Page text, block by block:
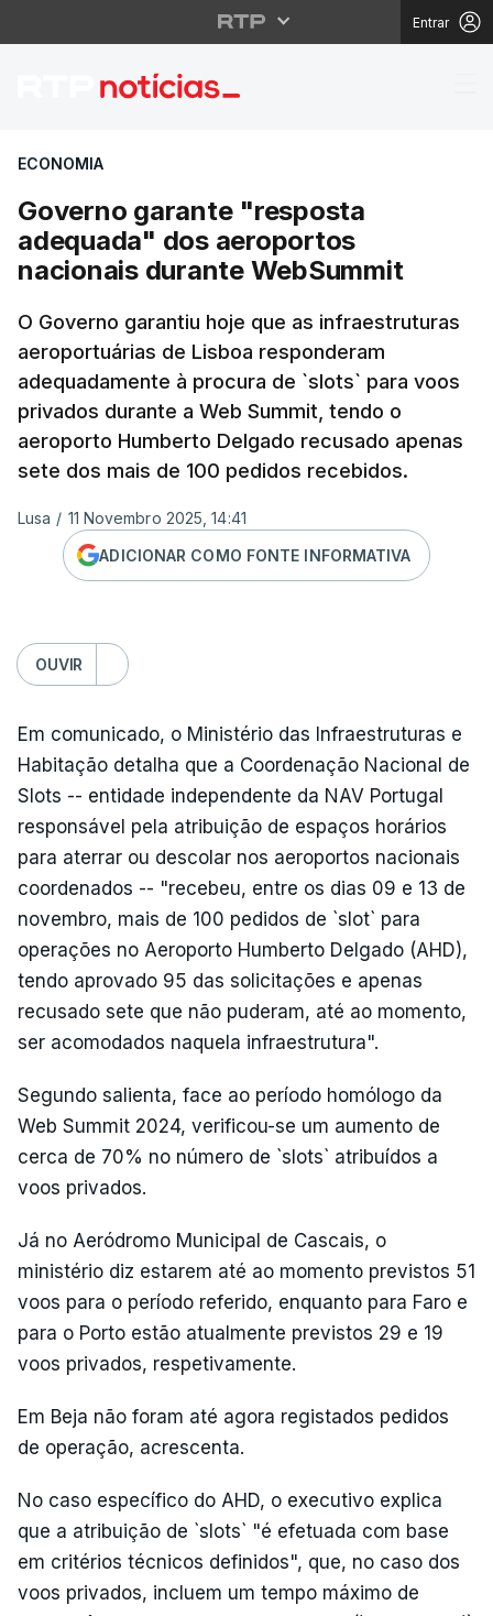
Entrar
Governo garante
ECONOMIA
Governo garante "resposta
adequada" dos aeroportos
nacionais durante WebSummit
O Governo garantiu hoje que as infraestruturas
aeroportuárias de Lisboa responderam
adequadamente à procura de `slots` para voos
privados durante a Web Summit, tendo o
aeroporto Humberto Delgado recusado apenas
sete dos mais de 100 pedidos recebidos.
Lusa / 11 Novembro 2025, 14:41
ADICIONAR COMO FONTE INFORMATIVA
OUVIR
Em comunicado, o Ministério das Infraestruturas e
Habitação detalha que a Coordenação Nacional de
Slots -- entidade independente da NAV Portugal
responsável pela atribuição de espaços horários
para aterrar ou descolar nos aeroportos nacionais
coordenados -- "recebeu, entre os dias 09 e 13 de
novembro, mais de 100 pedidos de `slot` para
operações no Aeroporto Humberto Delgado (AHD),
tendo aprovado 95 das solicitações e apenas
recusado sete que não puderam, até ao momento,
ser acomodados naquela infraestrutura".
Segundo salienta, face ao período homólogo da
Web Summit 2024, verificou-se um aumento de
cerca de 70% no número de `slots` atribuídos a
voos privados.
Já no Aeródromo Municipal de Cascais, o
ministério diz estarem até ao momento previstos 51
voos para o período referido, enquanto para Faro e
para o Porto estão atualmente previstos 29 e 19
voos privados, respetivamente.
Em Beja não foram até agora registados pedidos
de operação, acrescenta.
No caso específico do AHD, o executivo explica
que a atribuição de `slots` "é efetuada com base
em critérios técnicos definidos", que, no caso dos
voos privados, incluem um tempo máximo de